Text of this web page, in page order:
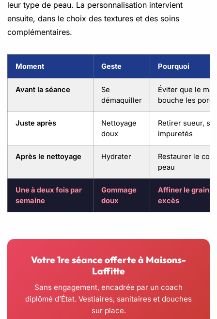
leur type de peau. La personnalisation intervient
ensuite, dans le choix des textures et des soins
complémentaires.
Moment Geste Pourquoi
Avant la séance
Se
démaquiller
Éviter que le
bouche les pores
Juste après
Nettoyage
doux
Retirer sueur,
impuretés
Après le nettoyage Hydrater
Restaurer le
peau
Une à deux fois par
semaine
Gommage
doux
Affiner le grain
excès
Votre 1re séance offerte à Maisons-
Laffitte
Sans engagement, encadrée par un coach
diplômé d’État. Vestiaires, sanitaires et douches
sur place.